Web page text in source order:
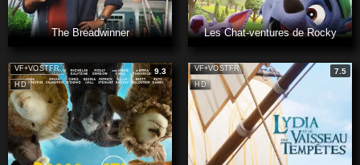
The Breadwinner Les Chat-ventures de Rocky
HD
VF+VOSTFR 9.3
HD
VF+VOSTFR 7.5